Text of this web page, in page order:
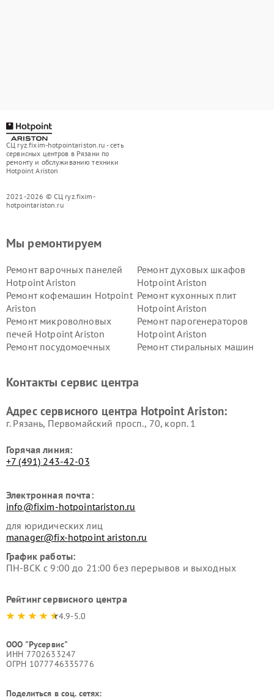
СЦ ryz.fixim-hotpointariston.ru - сеть
сервисных центров в Рязани по
ремонту и обслуживанию техники
Hotpoint Ariston
2021-2026 © СЦ ryz.fixim-
hotpointariston.ru
Мы ремонтируем
Ремонт варочных панелей
Hotpoint Ariston
Ремонт духовых шкафов
Hotpoint Ariston
Ремонт кофемашин Hotpoint
Ariston
Ремонт кухонных плит
Hotpoint Ariston
Ремонт микроволновых
печей Hotpoint Ariston
Ремонт парогенераторов
Hotpoint Ariston
Ремонт посудомоечных
Ремонт стиральных машин
Hotpoint Ariston
Hotpoint Ariston
Ariston
Hotpoint Ariston
Контакты сервис центра
Адрес сервисного центра Hotpoint Ariston:
г. Рязань, Первомайский просп., 70, корп. 1
Горячая линия:
+7 (491) 243-42-03
Электронная почта:
info@fixim-hotpointariston.ru
для юридических лиц
manager@fix-hotpoint ariston.ru
График работы:
ПН-ВСК с 9:00 до 21:00 без перерывов и выходных
Рейтинг сервисного центра
4.9-5.0
ООО "Русервис"
ИНН 7702633247
ОГРН 1077746335776
Поделиться в соц. сетях: